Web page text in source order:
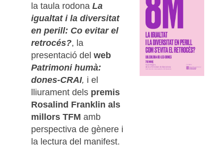
la taula rodonaLa
igualtat i la diversitat
en perill: Co evitar el
retrocés?, la
presentació delweb
Patrimoni humà:
dones-CRAI, i el
lliurament dels premis
Rosalind Franklin als
millors TFM amb
perspectiva de gènere i
la lectura del manifest.